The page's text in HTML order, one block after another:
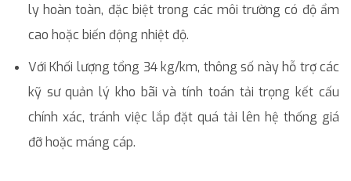
ly hoàn toàn, đặc biệt trong các môi trường có độ ẩm
cao hoặc biến động nhiệt độ.
Với Khối lượng tổng 34 kg/km, thông số này hỗ trợ các
kỹ sư quản lý kho bãi và tính toán tải trọng kết cấu
chính xác, tránh việc lắp đặt quá tải lên hệ thống giá
đỡ hoặc máng cáp.